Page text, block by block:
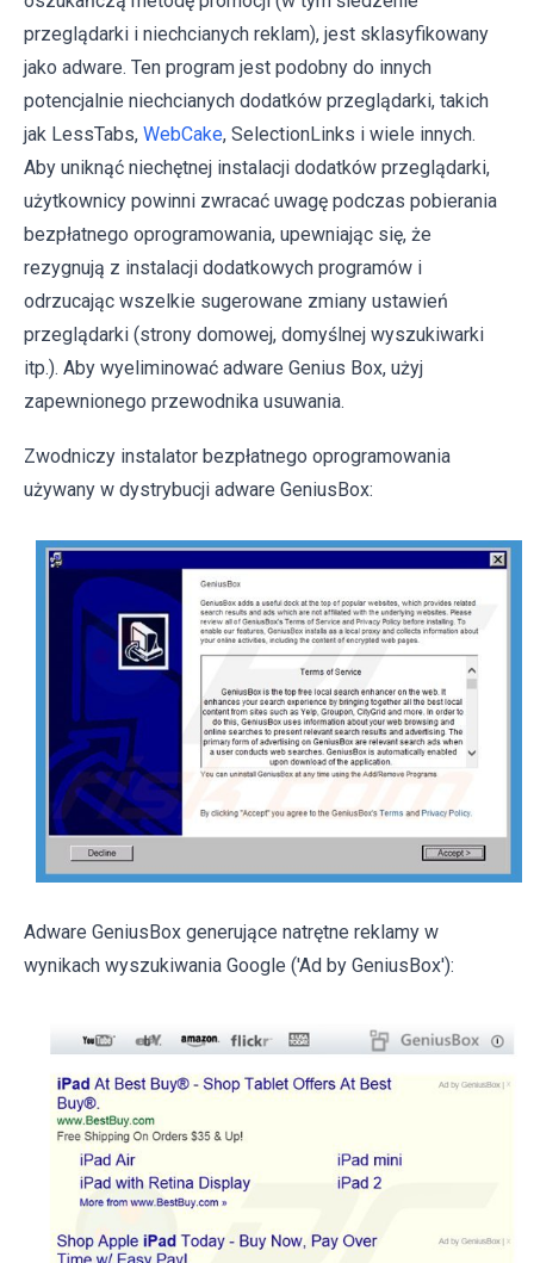
przeglądarki i niechcianych reklam), jest sklasyfikowany
jako adware. Ten program jest podobny do innych
potencjalnie niechcianych dodatków przeglądarki, takich
jak LessTabs, WebCake, SelectionLinks i wiele innych.
Aby uniknąć niechętnej instalacji dodatków przeglądarki,
użytkownicy powinni zwracać uwagę podczas pobierania
bezpłatnego oprogramowania, upewniając się, że
rezygnują z instalacji dodatkowych programów i
odrzucając wszelkie sugerowane zmiany ustawień
przeglądarki (strony domowej, domyślnej wyszukiwarki
itp.). Aby wyeliminować adware Genius Box, użyj
zapewnionego przewodnika usuwania.
Zwodniczy instalator bezpłatnego oprogramowania
używany w dystrybucji adware GeniusBox:
Adware GeniusBox generujące natrętne reklamy w
wynikach wyszukiwania Google ('Ad by GeniusBox'):